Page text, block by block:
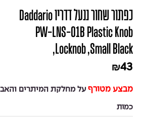
כפתור שחור ננעל דדריו Daddario
PW-LNS-01B Plastic Knob
,Locknob ,Small Black
₪43
מבצע מטורף על מחלקת המיתרים
כמות